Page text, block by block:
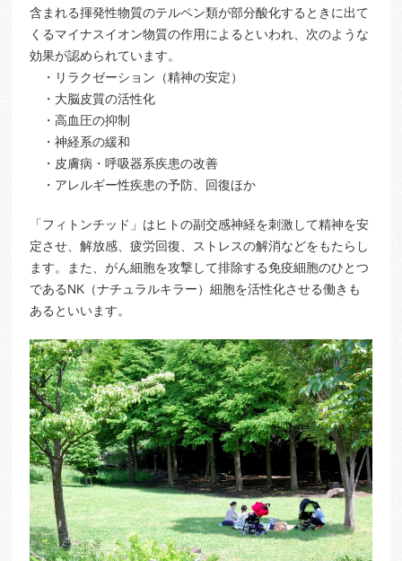
含まれる揮発性物質のテルペン類が部分酸化するときに出て
くるマイナスイオン物質の作用によるといわれ、次のような
効果が認められています。
・リラクゼーション（精神の安定）
・大脳皮質の活性化
・高血圧の抑制
・神経系の緩和
・皮膚病・呼吸器系疾患の改善
・アレルギー性疾患の予防、回復ほか
「フィトンチッド」はヒトの副交感神経を刺激して精神を安
定させ、解放感、疲労回復、ストレスの解消などをもたらし
ます。また、がん細胞を攻撃して排除する免疫細胞のひとつ
であるNK（ナチュラルキラー）細胞を活性化させる働きも
あるといいます。